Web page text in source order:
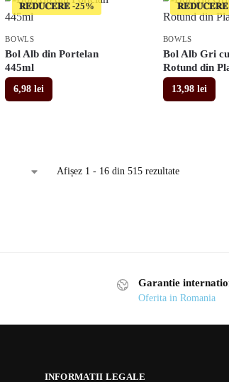
𝐑𝐄𝐃𝐔𝐂𝐄𝐑𝐄
BOWLS
Bol Alb din Portelan
445ml
6,98lei
𝐑𝐄𝐃𝐔𝐂𝐄𝐑𝐄
BOWLS
Bol Alb Gri
Rotund din
13,98 lei
Afișez 1 - 16 din 515 rezultate
Garantie
Oferita in Romania
INFORMATII LEGALE